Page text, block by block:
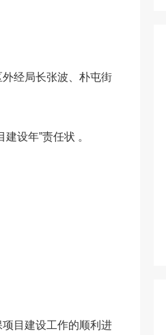
经局长张波、朴屯街
设年”责任状 。
目建设工作的顺利进